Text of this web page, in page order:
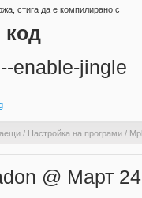
стига да е компилирано с
код
enable-jingle
/ Настройка на програми/
@ Март